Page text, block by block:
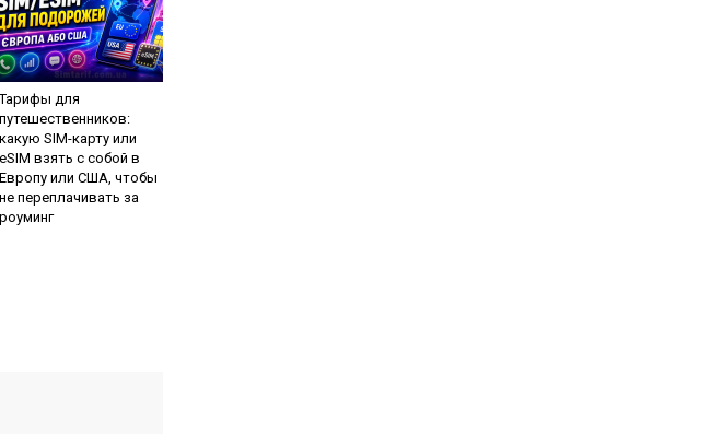
Тарифы для
путешественников:
какую SIM-карту или
eSIM взять с собой в
Европу или США, чтобы
не переплачивать за
роуминг